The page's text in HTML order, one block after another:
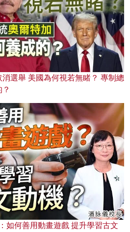
選舉 美國為何視若無睹？ 專制總
如何善用動畫遊戲 提升學習古文